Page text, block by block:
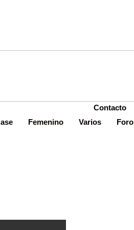
Contacto
Femenino Varios Foro